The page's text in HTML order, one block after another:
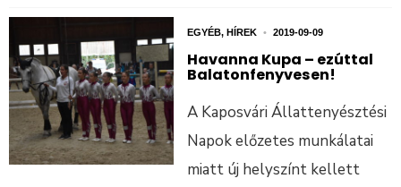
EGYÉB, HÍREK • 2019-09-09
Havanna Kupa – ezúttal
Balatonfenyvesen!
A Kaposvári Állattenyésztési
Napok előzetes munkálatai
miatt új helyszínt kellett